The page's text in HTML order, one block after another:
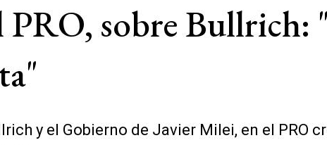
PRO, sobre
y el Gobierno de Javier Milei, en el PRO